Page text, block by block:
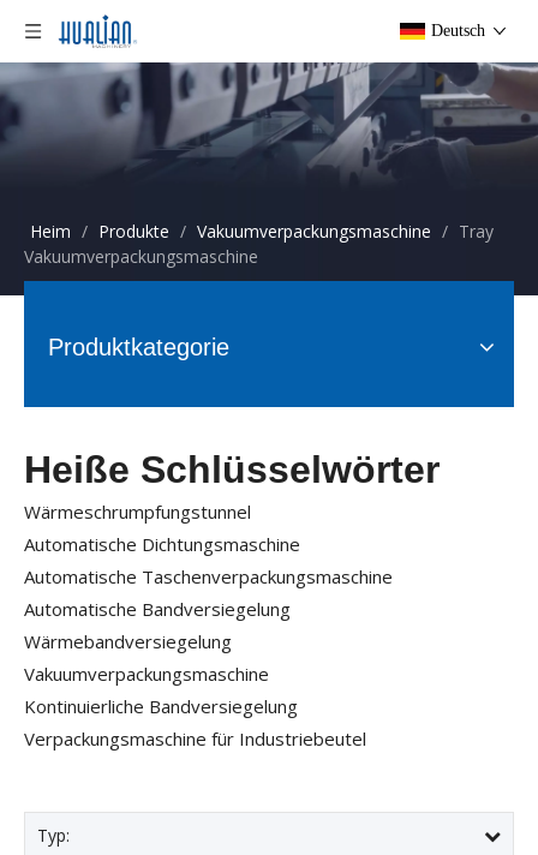
Deutsch
Heim / Produkte / Vakuumverpackungsmaschine / Tray
Vakuumverpackungsmaschine
Produktkategorie
Heiße Schlüsselwörter
Wärmeschrumpfungstunnel
Automatische Dichtungsmaschine
Automatische Taschenverpackungsmaschine
Automatische Bandversiegelung
Wärmebandversiegelung
Vakuumverpackungsmaschine
Kontinuierliche Bandversiegelung
Verpackungsmaschine für Industriebeutel
Typ: